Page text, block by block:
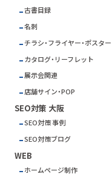
古書目録
名刺
チラシ・フライヤー・ポスター
カタログ・リーフレット
展示会関連
店舗サイン・POP
SEO対策 大阪
SEO対策 事例
SEO対策ブログ
WEB
ホームページ制作